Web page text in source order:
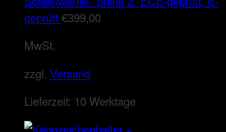
geprüft€399,00
MwSt.
zzgl. Versand
Lieferzeit: 10 Werktage